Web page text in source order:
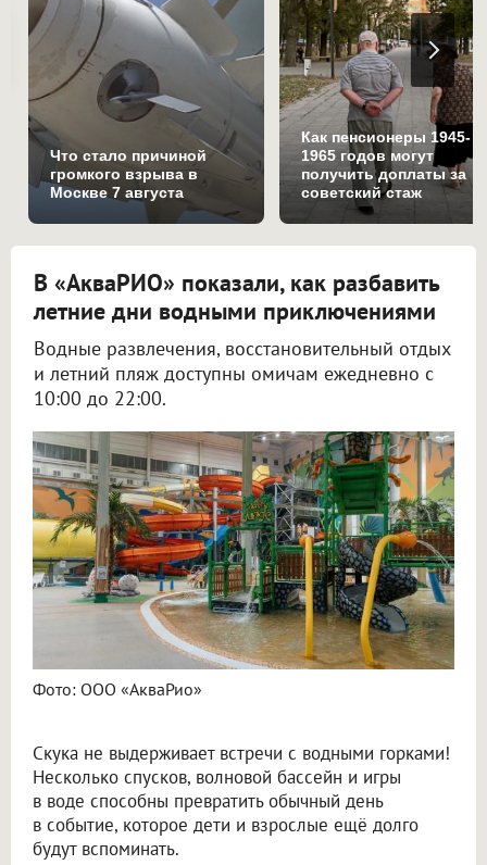
Что стало причиной
громкого взрыва в
Москве 7 августа
Как пенсионеры 1945-
1965 годов могут
получить доплаты за
советский стаж
В «АкваРИО» показали, как разбавить
летние дни водными приключениями
Водные развлечения, восстановительный отдых
и летний пляж доступны омичам ежедневно с
10:00 до 22:00.
Фото: ООО «АкваРио»
Скука не выдерживает встречи с водными горками!
Несколько спусков, волновой бассейн и игры
в воде способны превратить обычный день
в событие, которое дети и взрослые ещё долго
будут вспоминать.